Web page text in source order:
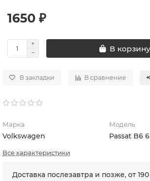
1650 ₽
В корзину
В закладки В сравнение
Марка
Volkswagen
Модель
Passat B6
Все характеристики
Доставка послезавтра и позже, от